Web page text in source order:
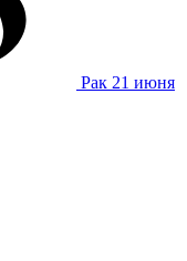
Рак 21 июня